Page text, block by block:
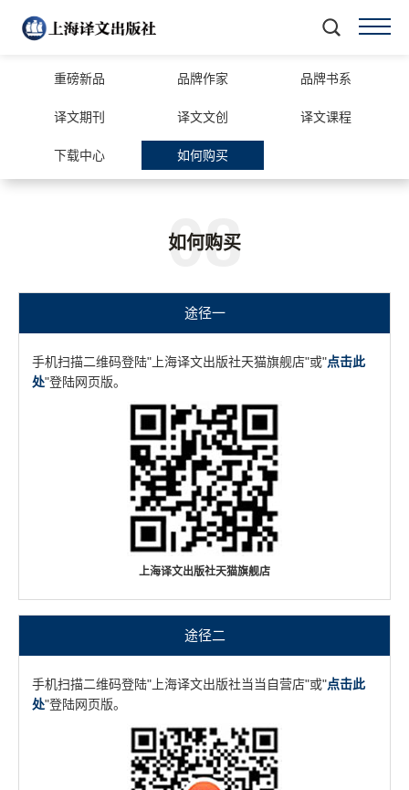
重磅新品 品牌作家 品牌书系
译文期刊 译文文创 译文课程
下载中心 如何购买
08
如何购买
途径一
手机扫描二维码登陆"上海译文出版社天猫旗舰店"或"点击此
处"登陆网页版。
上海译文出版社天猫旗舰店
途径二
手机扫描二维码登陆"上海译文出版社当当自营店"或"点击此
处"登陆网页版。